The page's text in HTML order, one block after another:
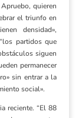
quieren
el triunfo en
densidad»,
partidos que
siguen
permanecer
sin entrar a la
social».
reciente. “El 88